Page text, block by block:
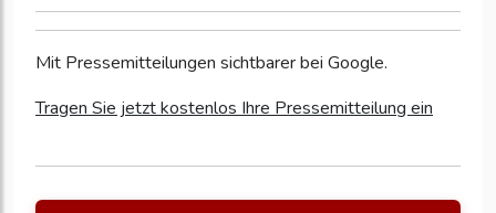
Mit Pressemitteilungen sichtbarer bei Google.
Tragen Sie jetzt kostenlos Ihre Pressemitteilung ein